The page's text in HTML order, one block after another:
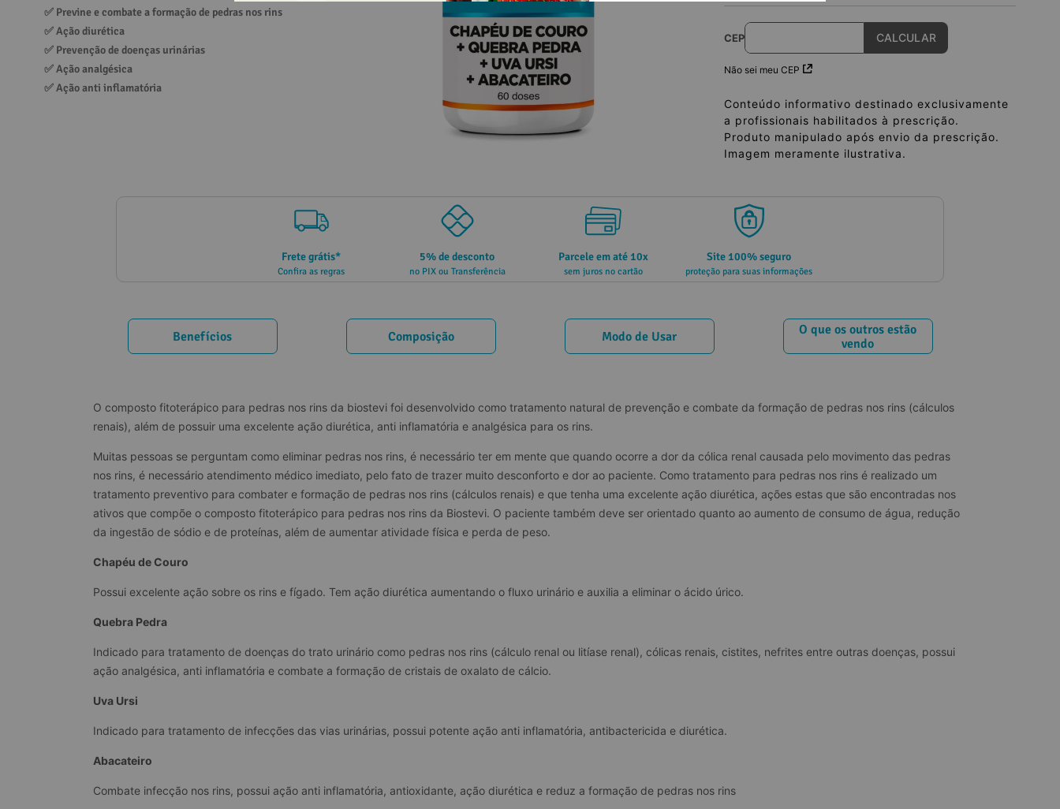
✅ Previne e combate a formação de pedras nos rins
✅ Ação diurética
✅ Prevenção de doenças urinárias
✅ Ação analgésica
✅ Ação anti inflamatória
CEP
Não sei meu CEP
Conteúdo informativo destinado exclusivamente
a profissionais habilitados à prescrição.
Produto manipulado após envio da prescrição.
Imagem meramente ilustrativa.
Frete grátis*
Confira as regras
5% de desconto
no PIX ou Transferência
Parcele em até 10x
sem juros no cartão
Site 100% seguro
proteção para suas informações
Benefícios Composição Modo de Usar
O que os outros estão
vendo
O composto fitoterápico para pedras nos rins da biostevi foi desenvolvido como tratamento natural de prevenção e combate da formação de pedras nos rins (cálculos
renais), além de possuir uma excelente ação diurética, anti inflamatória e analgésica para os rins.
Muitas pessoas se perguntam como eliminar pedras nos rins, é necessário ter em mente que quando ocorre a dor da cólica renal causada pelo movimento das pedras
nos rins, é necessário atendimento médico imediato, pelo fato de trazer muito desconforto e dor ao paciente. Como tratamento para pedras nos rins é realizado um
tratamento preventivo para combater e formação de pedras nos rins (cálculos renais) e que tenha uma excelente ação diurética, ações estas que são encontradas nos
ativos que compõe o composto fitoterápico para pedras nos rins da Biostevi. O paciente também deve ser orientado quanto ao aumento de consumo de água, redução
da ingestão de sódio e de proteínas, além de aumentar atividade física e perda de peso.
Chapéu de Couro
Possui excelente ação sobre os rins e fígado. Tem ação diurética aumentando o fluxo urinário e auxilia a eliminar o ácido úrico.
Quebra Pedra
Indicado para tratamento de doenças do trato urinário como pedras nos rins (cálculo renal ou litíase renal), cólicas renais, cistites, nefrites entre outras doenças, possui
ação analgésica, anti inflamatória e combate a formação de cristais de oxalato de cálcio.
Uva Ursi
Indicado para tratamento de infecções das vias urinárias, possui potente ação anti inflamatória, antibactericida e diurética.
Abacateiro
Combate infecção nos rins, possui ação anti inflamatória, antioxidante, ação diurética e reduz a formação de pedras nos rins
10º creatina